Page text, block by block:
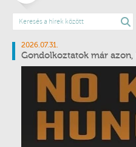
2026.07.31.
Gondolkoztatok már